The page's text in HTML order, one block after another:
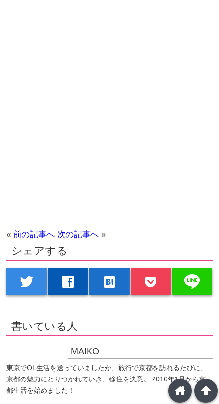
«前の記事へ 次の記事へ »
シェアする
twitter facebook hatenabookmark line
書いている人
MAIKO
東京でOL生活を送っていましたが、旅行で京都を訪れるたびに、
京都の魅力にとりつかれていき、移住を決意。 2016年1月から京
都生活を始めました！
arrowup
home